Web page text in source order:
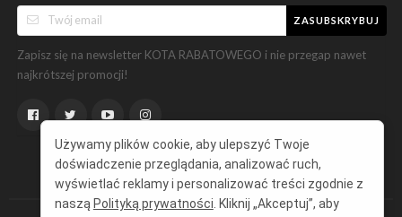
ZASUBSKRYBUJ
Zapisz się na newsletter KOTA RABATOWEGO i nie przegap nawet
najkrótszej promocji!
Używamy plików cookie, aby ulepszyć Twoje
doświadczenie przeglądania, analizować ruch,
wyświetlać reklamy i personalizować treści zgodnie z
naszą Polityką prywatności . Kliknij „Akceptuj”, aby